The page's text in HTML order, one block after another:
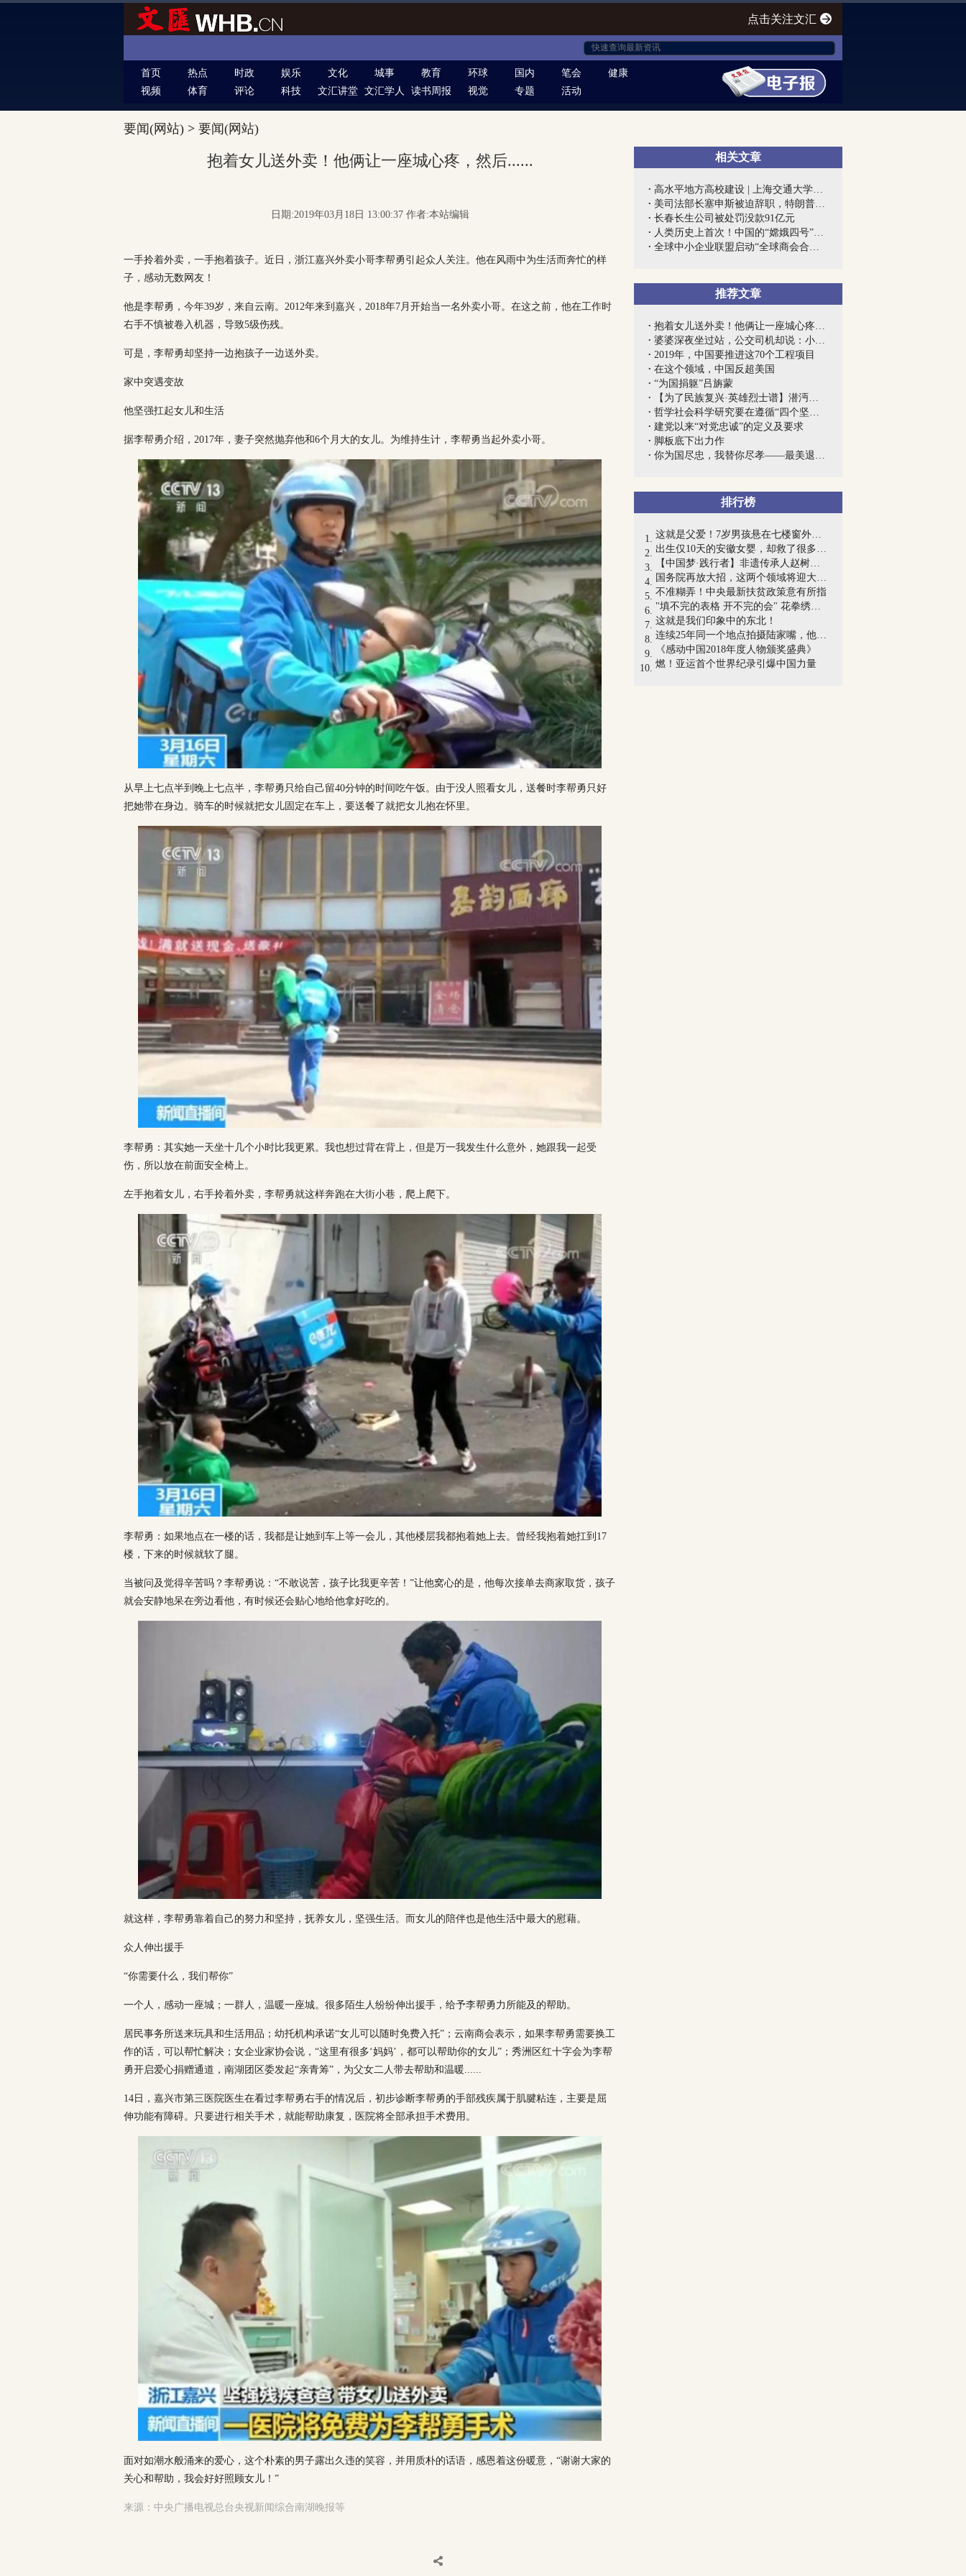
点击关注文汇
首页 热点 时政 娱乐 文化 城事 教育 环球 国内 笔会
健康
视频
体育 评论 科技 文汇讲堂 文汇学人 读书周报 视觉 专题 活动
要闻(网站) > 要闻(网站)
相关文章
高水平地方高校建设 | 上海交通大学医学...
美司法部长塞申斯被迫辞职，特朗普终向“...
长春长生公司被处罚没款91亿元
人类历史上首次！中国的“嫦娥四号”到底...
全球中小企业联盟启动“全球商会合作网”...
推荐文章
抱着女儿送外卖！他俩让一座城心疼，然后...
婆婆深夜坐过站，公交司机却说：小事一桩！
2019年，中国要推进这70个工程项目
在这个领域，中国反超美国
“为国捐躯”吕旃蒙
【为了民族复兴·英雄烈士谱】潜沔农运领...
哲学社会科学研究要在遵循“四个坚持”上...
建党以来“对党忠诚”的定义及要求
脚板底下出力作
你为国尽忠，我替你尽孝——最美退役军人...
排行榜
这就是父爱！7岁男孩悬在七楼窗外，爸爸...
出生仅10天的安徽女婴，却救了很多人！她...
【中国梦·践行者】非遗传承人赵树宪：匠...
国务院再放大招，这两个领域将迎大变化！...
不准糊弄！中央最新扶贫政策意有所指
"填不完的表格 开不完的会" 花拳绣腿少...
这就是我们印象中的东北！
连续25年同一个地点拍摄陆家嘴，他用8万...
《感动中国2018年度人物颁奖盛典》
燃！亚运首个世界纪录引爆中国力量
抱着女儿送外卖！他俩让一座城心疼，然后......
日期:2019年03月18日 13:00:37 作者:本站编辑
一手拎着外卖，一手抱着孩子。近日，浙江嘉兴外卖小哥李帮勇引起众人关注。他在风雨中为生活而奔忙的样
子，感动无数网友！
他是李帮勇，今年39岁，来自云南。2012年来到嘉兴，2018年7月开始当一名外卖小哥。在这之前，他在工作时
右手不慎被卷入机器，导致5级伤残。
可是，李帮勇却坚持一边抱孩子一边送外卖。
家中突遇变故
他坚强扛起女儿和生活
据李帮勇介绍，2017年，妻子突然抛弃他和6个月大的女儿。为维持生计，李帮勇当起外卖小哥。
从早上七点半到晚上七点半，李帮勇只给自己留40分钟的时间吃午饭。由于没人照看女儿，送餐时李帮勇只好
把她带在身边。骑车的时候就把女儿固定在车上，要送餐了就把女儿抱在怀里。
李帮勇：其实她一天坐十几个小时比我更累。我也想过背在背上，但是万一我发生什么意外，她跟我一起受
伤，所以放在前面安全椅上。
左手抱着女儿，右手拎着外卖，李帮勇就这样奔跑在大街小巷，爬上爬下。
李帮勇：如果地点在一楼的话，我都是让她到车上等一会儿，其他楼层我都抱着她上去。曾经我抱着她扛到17
楼，下来的时候就软了腿。
当被问及觉得辛苦吗？李帮勇说：“不敢说苦，孩子比我更辛苦！”让他窝心的是，他每次接单去商家取货，孩子
就会安静地呆在旁边看他，有时候还会贴心地给他拿好吃的。
就这样，李帮勇靠着自己的努力和坚持，抚养女儿，坚强生活。而女儿的陪伴也是他生活中最大的慰藉。
众人伸出援手
“你需要什么，我们帮你”
一个人，感动一座城；一群人，温暖一座城。很多陌生人纷纷伸出援手，给予李帮勇力所能及的帮助。
居民事务所送来玩具和生活用品；幼托机构承诺“女儿可以随时免费入托”；云南商会表示，如果李帮勇需要换工
作的话，可以帮忙解决；女企业家协会说，“这里有很多‘妈妈’，都可以帮助你的女儿”；秀洲区红十字会为李帮
勇开启爱心捐赠通道，南湖团区委发起“亲青筹”，为父女二人带去帮助和温暖......
14日，嘉兴市第三医院医生在看过李帮勇右手的情况后，初步诊断李帮勇的手部残疾属于肌腱粘连，主要是屈
伸功能有障碍。只要进行相关手术，就能帮助康复，医院将全部承担手术费用。
面对如潮水般涌来的爱心，这个朴素的男子露出久违的笑容，并用质朴的话语，感恩着这份暖意，“谢谢大家的
关心和帮助，我会好好照顾女儿！”
来源：中央广播电视总台央视新闻综合南湖晚报等